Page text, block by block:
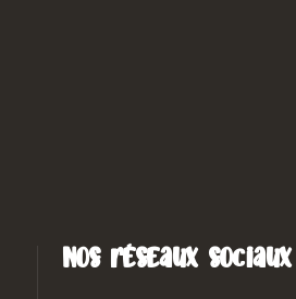
Nos réseaux sociaux